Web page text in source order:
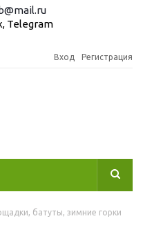
Telegram
Вход Регистрация
батуты, зимние горки